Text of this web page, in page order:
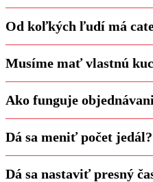
Od koľkých ľudí má
Musíme mať vlastnú
Ako funguje
Dá sa meniť počet jedál?
Dá sa nastaviť presný